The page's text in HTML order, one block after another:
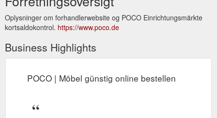
Oplysninger om forhandlerwebsite og POCO Einrichtungsmärkte
kortsaldokontrol. https://www.poco.de
Business Highlights
POCO | Möbel günstig online bestellen